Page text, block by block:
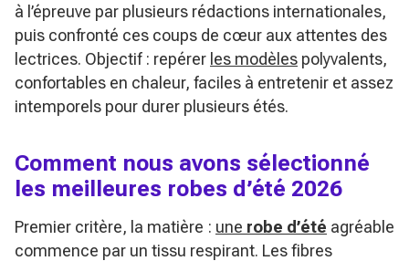
à l’épreuve par plusieurs rédactions internationales,
puis confronté ces coups de cœur aux attentes des
lectrices. Objectif : repérer les modèles polyvalents,
confortables en chaleur, faciles à entretenir et assez
intemporels pour durer plusieurs étés.
Comment nous avons sélectionné
les meilleures robes d’été 2026
Premier critère, la matière : une robe d’été agréable
commence par un tissu respirant. Les fibres